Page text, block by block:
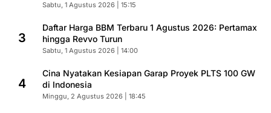
Sabtu, 1 Agustus 2026 | 15:15
3
Daftar Harga BBM Terbaru 1 Agustus 2026: Pertamax
hingga Revvo Turun
Sabtu, 1 Agustus 2026 | 14:00
4
Cina Nyatakan Kesiapan Garap Proyek PLTS 100 GW
di Indonesia
Minggu, 2 Agustus 2026 | 18:45